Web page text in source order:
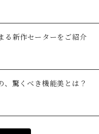
る新作セーターをご紹介
驚くべき機能美とは？